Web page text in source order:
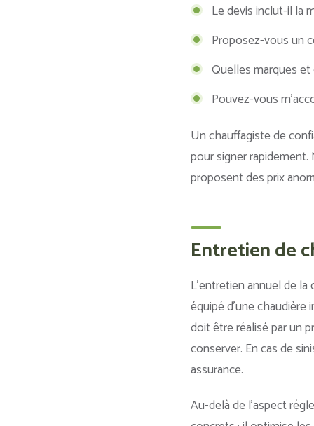
Le devis inclut-il la
Proposez-vous un
Quelles marques
Pouvez-vous
Un chauffagiste de
pour signer
proposent des prix
Entretien de
L’entretien annuel de
équipé d’une
doit être réalisé par un
conserver. En cas de
assurance.
Au-delà de l’aspect